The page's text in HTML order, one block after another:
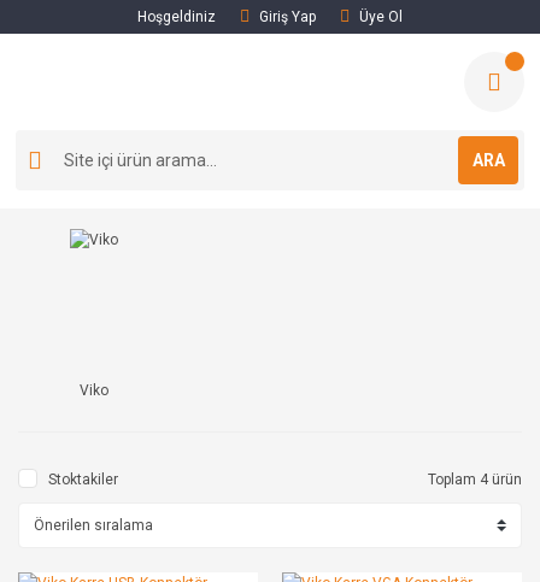
Hoşgeldiniz Giriş Yap Üye Ol
ARA
Viko
Stoktakiler Toplam 4 ürün